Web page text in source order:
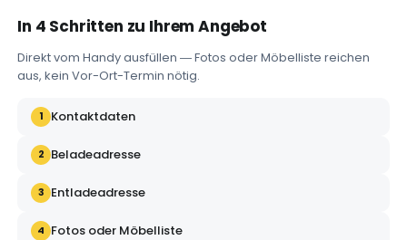
In 4 Schritten zu Ihrem Angebot
Direkt vom Handy ausfüllen — Fotos oder Möbelliste reichen
aus, kein Vor-Ort-Termin nötig.
1 Kontaktdaten
2 Beladeadresse
3 Entladeadresse
4 Fotos oder Möbelliste